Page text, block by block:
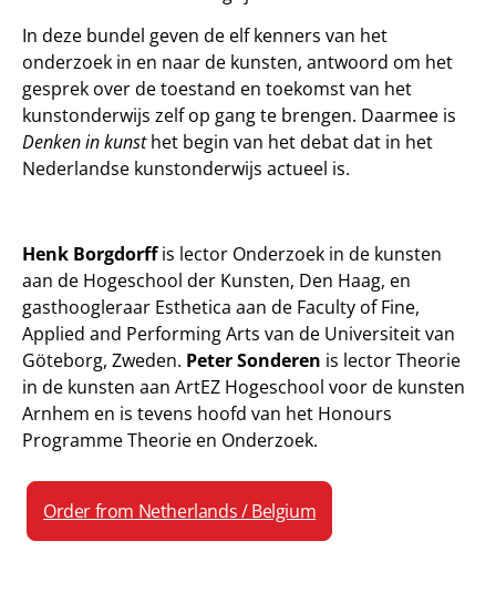
In deze bundel geven de elf kenners van het
onderzoek in en naar de kunsten, antwoord om het
gesprek over de toestand en toekomst van het
kunstonderwijs zelf op gang te brengen. Daarmee is
Denken in kunsthet begin van het debat dat in het
Nederlandse kunstonderwijs actueel is.
Henk Borgdorffis lector Onderzoek in de kunsten
aan de Hogeschool der Kunsten, Den Haag, en
gasthoogleraar Esthetica aan de Faculty of Fine,
Applied and Performing Arts van de Universiteit van
Göteborg, Zweden. Peter Sonderen is lector Theorie
in de kunsten aan ArtEZ Hogeschool voor de kunsten
Arnhem en is tevens hoofd van het Honours
Programme Theorie en Onderzoek.
Order from Netherlands / Belgium